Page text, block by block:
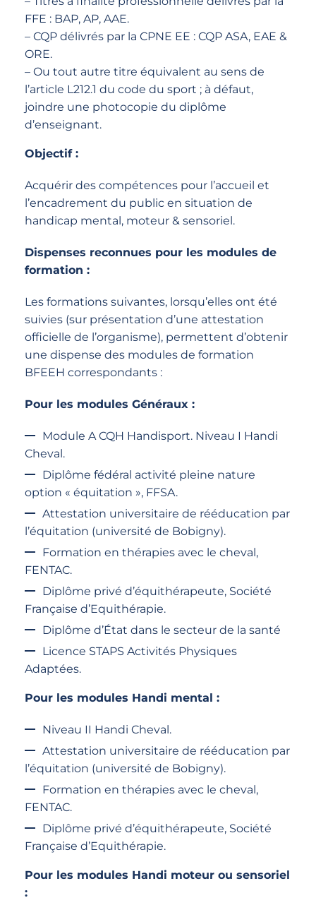
FFE : BAP, AP, AAE.
– CQP délivrés par la CPNE EE : CQP ASA, EAE &
ORE.
– Ou tout autre titre équivalent au sens de
l’article L212.1 du code du sport ; à défaut,
joindre une photocopie du diplôme
d’enseignant.
Objectif :
Acquérir des compétences pour l’accueil et
l’encadrement du public en situation de
handicap mental, moteur & sensoriel.
Dispenses reconnues pour les modules de
formation :
Les formations suivantes, lorsqu’elles ont été
suivies (sur présentation d’une attestation
officielle de l’organisme), permettent d’obtenir
une dispense des modules de formation
BFEEH correspondants :
Pour les modules Généraux :
Module A CQH Handisport. Niveau I Handi
Cheval.
Diplôme fédéral activité pleine nature
option « équitation », FFSA.
Attestation universitaire de rééducation par
l’équitation (université de Bobigny).
Formation en thérapies avec le cheval,
FENTAC.
Diplôme privé d’équithérapeute, Société
Française d’Equithérapie.
Diplôme d’État dans le secteur de la santé
Licence STAPS Activités Physiques
Adaptées.
Pour les modules Handi mental :
Niveau II Handi Cheval.
Attestation universitaire de rééducation par
l’équitation (université de Bobigny).
Formation en thérapies avec le cheval,
FENTAC.
Diplôme privé d’équithérapeute, Société
Française d’Equithérapie.
Pour les modules Handi moteur ou sensoriel
: